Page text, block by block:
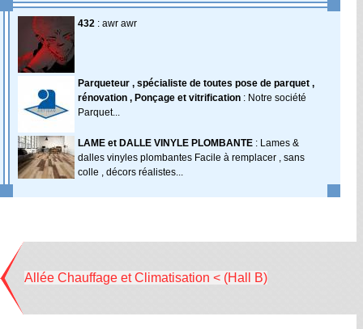
432 : awr awr
Parqueteur , spécialiste de toutes pose de parquet ,
rénovation , Ponçage et vitrification : Notre société
Parquet...
LAME et DALLE VINYLE PLOMBANTE : Lames &
dalles vinyles plombantes Facile à remplacer , sans
colle , décors réalistes...
Allée Chauffage et Climatisation < (Hall B)